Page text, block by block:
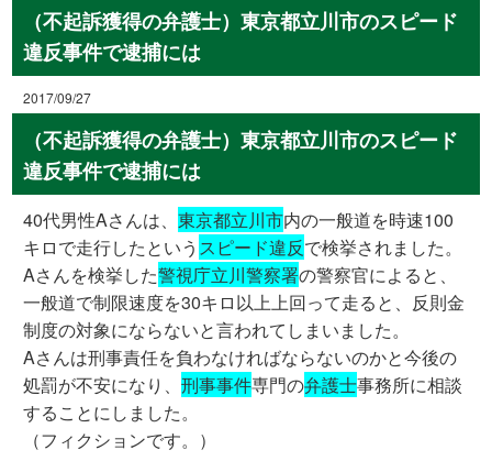
（不起訴獲得の弁護士）東京都立川市のスピード
違反事件で逮捕には
2017/09/27
（不起訴獲得の弁護士）東京都立川市のスピード
違反事件で逮捕には
40代男性Aさんは、東京都立川市内の一般道を時速100
キロで走行したという スピード違反で検挙されました。
Aさんを検挙した警視庁立川警察署の警察官によると、
一般道で制限速度を30キロ以上上回って走ると、反則金
制度の対象にならないと言われてしまいました。
Aさんは刑事責任を負わなければならないのかと今後の
処罰が不安になり、刑事事件専門の弁護士事務所に相談
することにしました。
（フィクションです。）